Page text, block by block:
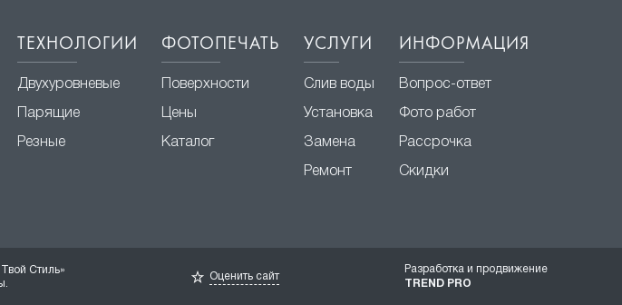
ТЕХНОЛОГИИ
Двухуровневые
Парящие
Резные
ФОТОПЕЧАТЬ
Поверхности
Цены
Каталог
УСЛУГИ
Слив воды
Установка
Замена
Ремонт
ИНФОРМАЦИЯ
Вопрос-ответ
Фото работ
Рассрочка
Скидки
Стиль»
Оценить сайт
Разработка и продвижение
TREND PRO